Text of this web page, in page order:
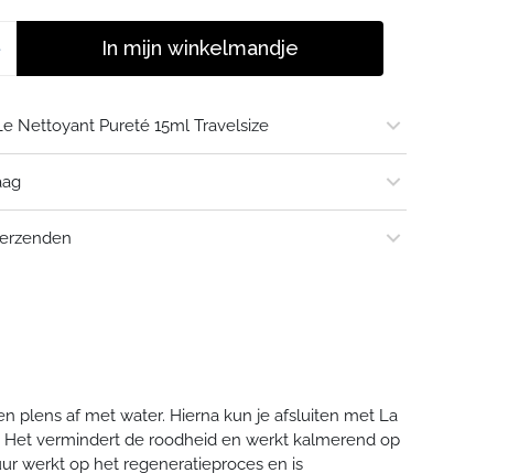
In mijn winkelmandje
Nettoyant Pureté 15ml Travelsize
99%
uit de biologische landbouw: 30%
Gecertificeerd biologisch: natuurlijke,
e-mail
binnen 14 dagen in originele verpakking en zonder
plens af met water. Hierna kun je afsluiten met La
vermindert de roodheid en werkt kalmerend op
werkt op het regeneratieproces en is